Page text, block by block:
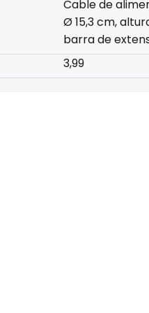
Cable de
Ø 15,3 cm,
barra de
3,99